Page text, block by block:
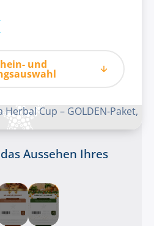
und
Aussehen Ihres